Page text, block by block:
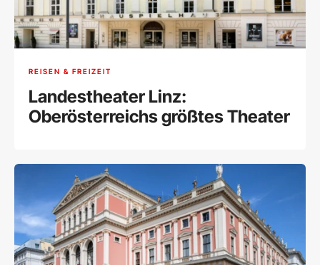
REISEN & FREIZEIT
Landestheater Linz:
Oberösterreichs größtes Theater